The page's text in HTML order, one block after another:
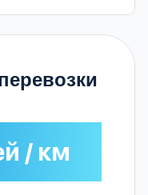
/ км